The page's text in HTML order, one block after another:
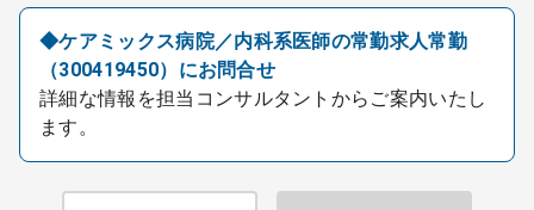
DtoDとは
お問合せ
医院の譲渡・売却をお考えの方
採用をお考えの医療機関の方
◆ケアミックス病院／内科系医師の常勤求人常勤
（300419450）にお問合せ
詳細な情報を担当コンサルタントからご案内いたし
ます。